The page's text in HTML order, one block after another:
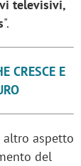
televisivi,
".
CRESCE E
aspetto
del